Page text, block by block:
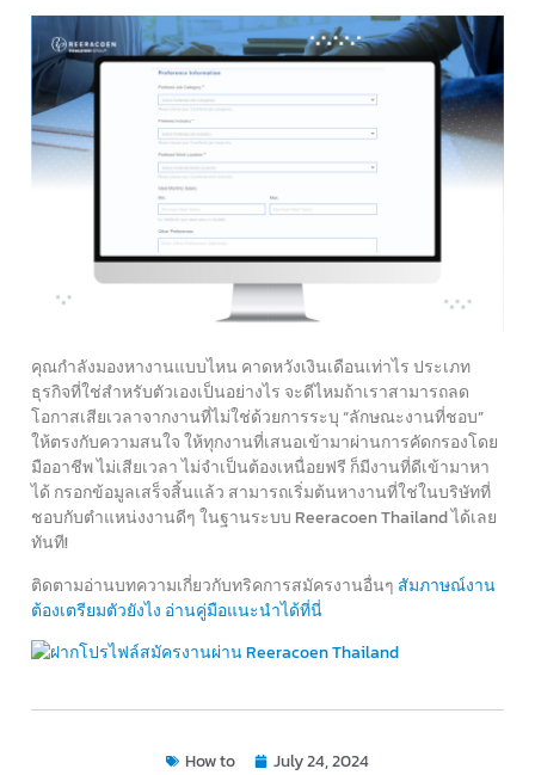
คุณกำลังมองหางานแบบไหน คาดหวังเงินเดือนเท่าไร ประเภท
ธุรกิจที่ใช่สำหรับตัวเองเป็นอย่างไร จะดีไหมถ้าเราสามารถลด
โอกาสเสียเวลาจากงานที่ไม่ใช่ด้วยการระบุ “ลักษณะงานที่ชอบ”
ให้ตรงกับความสนใจ ให้ทุกงานที่เสนอเข้ามาผ่านการคัดกรองโดย
มืออาชีพ ไม่เสียเวลา ไม่จำเป็นต้องเหนื่อยฟรี ก็มีงานที่ดีเข้ามาหา
ได้ กรอกข้อมูลเสร็จสิ้นแล้ว สามารถเริ่มต้นหางานที่ใช่ในบริษัทที่
ชอบกับตำแหน่งงานดีๆ ในฐานระบบ Reeracoen Thailand ได้เลย
ทันที!
ติดตามอ่านบทความเกี่ยวกับทริคการสมัครงานอื่นๆ สัมภาษณ์งาน
ต้องเตรียมตัวยังไง อ่านคู่มือแนะนำได้ที่นี่
How to July 24, 2024